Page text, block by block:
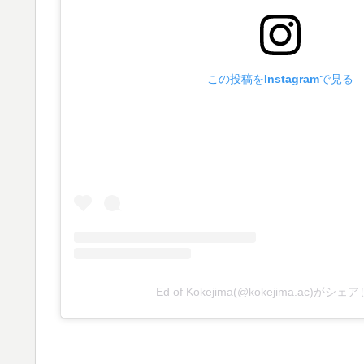
この投稿をInstagramで見る
Ed of Kokejima(@kokejima.ac)がシェア